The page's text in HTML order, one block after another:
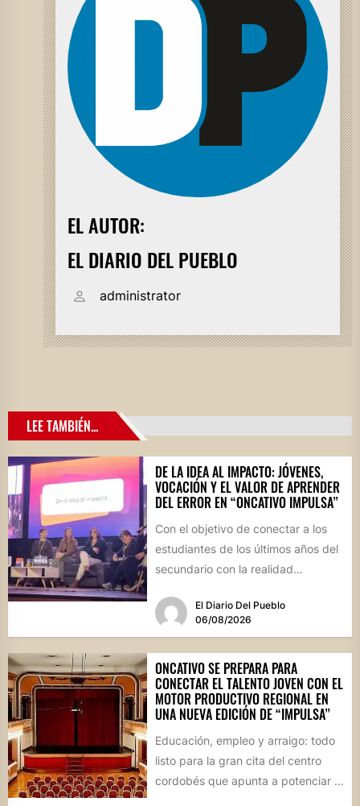
EL AUTOR:
EL DIARIO DEL PUEBLO
administrator
LEE TAMBIÉN...
DE LA IDEA AL IMPACTO: JÓVENES,
VOCACIÓN Y EL VALOR DE APRENDER
DEL ERROR EN “ONCATIVO IMPULSA”
Con el objetivo de conectar a los
estudiantes de los últimos años del
secundario con la realidad
El Diario Del Pueblo
06/08/2026
ONCATIVO SE PREPARA PARA
CONECTAR EL TALENTO JOVEN CON EL
MOTOR PRODUCTIVO REGIONAL EN
UNA NUEVA EDICIÓN DE “IMPULSA”
Educación, empleo y arraigo: todo
listo para la gran cita del centro
cordobés que apunta a potenciar el